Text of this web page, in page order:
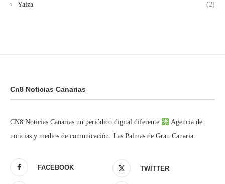
Yaiza (2)
Cn8 Noticias Canarias
CN8 Noticias Canarias un periódico digital diferente
Agencia de
noticias y medios de comunicación. Las Palmas de Gran Canaria.
FACEBOOK TWITTER